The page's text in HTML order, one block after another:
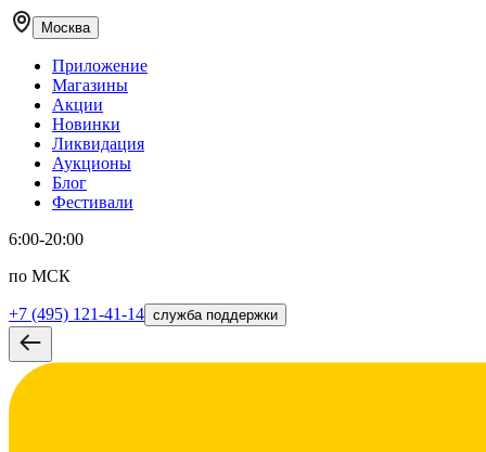
Москва
Приложение
Магазины
Акции
Новинки
Ликвидация
Аукционы
Блог
Фестивали
6:00-20:00
по МСК
+7 (495) 121-41-14 служба поддержки